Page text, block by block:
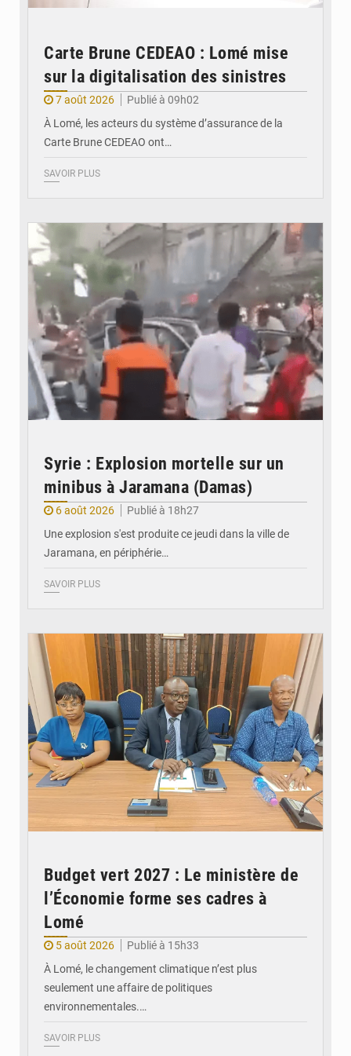
Carte Brune CEDEAO : Lomé mise
sur la digitalisation des sinistres
7 août 2026
Publié à 09h02
À Lomé, les acteurs du système d’assurance de la
Carte Brune CEDEAO ont…
SAVOIR PLUS
Syrie : Explosion mortelle sur un
minibus à Jaramana (Damas)
6 août 2026
Publié à 18h27
Une explosion s'est produite ce jeudi dans la ville de
Jaramana, en périphérie…
SAVOIR PLUS
Budget vert 2027 : Le ministère de
l’Économie forme ses cadres à
Lomé
5 août 2026
Publié à 15h33
À Lomé, le changement climatique n’est plus
seulement une affaire de politiques
environnementales.…
SAVOIR PLUS